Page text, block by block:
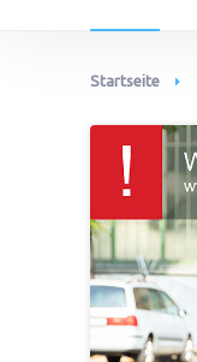
Startseite